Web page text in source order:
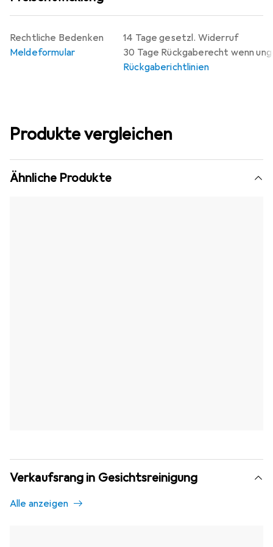
14 Tage gesetzl. Widerruf
30 Tage Rückgaberecht wenn
Rückgaberichtlinien
Rechtliche Bedenken
Meldeformular
Produkte vergleichen
Ähnliche Produkte
Verkaufsrang in Gesichtsreinigung
Alle anzeigen